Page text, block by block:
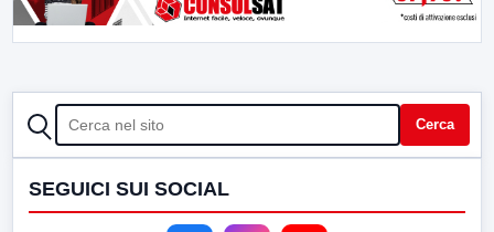
CERCA Cerca
SEGUICI SUI SOCIAL